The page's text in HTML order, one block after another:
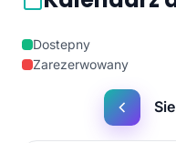
Dostepny
Zarezerwowany